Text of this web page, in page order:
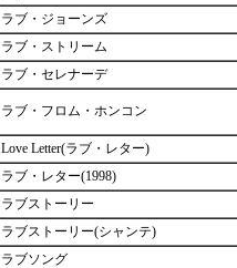
ラブ・ジョーンズ
ラブ・ストリーム
ラブ・セレナーデ
ラブ・フロム・ホンコン
Love Letter(ラブ・レター)
ラブ・レター(1998)
ラブストーリー
ラブストーリー(シャンテ)
ラブソング